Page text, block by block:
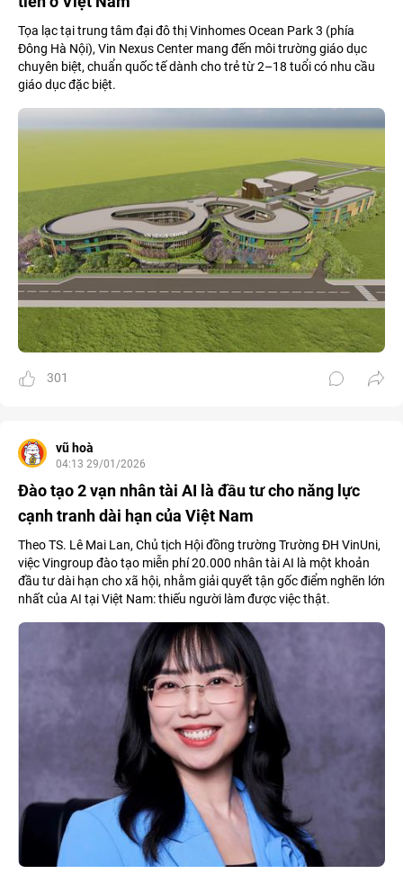
Tọa lạc tại trung tâm đại đô thị Vinhomes Ocean Park 3 (phía
Đông Hà Nội), Vin Nexus Center mang đến môi trường giáo dục
chuyên biệt, chuẩn quốc tế dành cho trẻ từ 2–18 tuổi có nhu cầu
giáo dục đặc biệt.
301
vũ hoà
04:13 29/01/2026
Đào tạo 2 vạn nhân tài AI là đầu tư cho năng lực
cạnh tranh dài hạn của Việt Nam
Theo TS. Lê Mai Lan, Chủ tịch Hội đồng trường Trường ĐH VinUni,
việc Vingroup đào tạo miễn phí 20.000 nhân tài AI là một khoản
đầu tư dài hạn cho xã hội, nhằm giải quyết tận gốc điểm nghẽn lớn
nhất của AI tại Việt Nam: thiếu người làm được việc thật.